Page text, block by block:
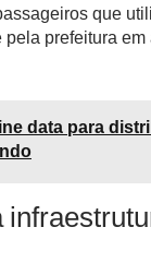
que
prefeitura
data para